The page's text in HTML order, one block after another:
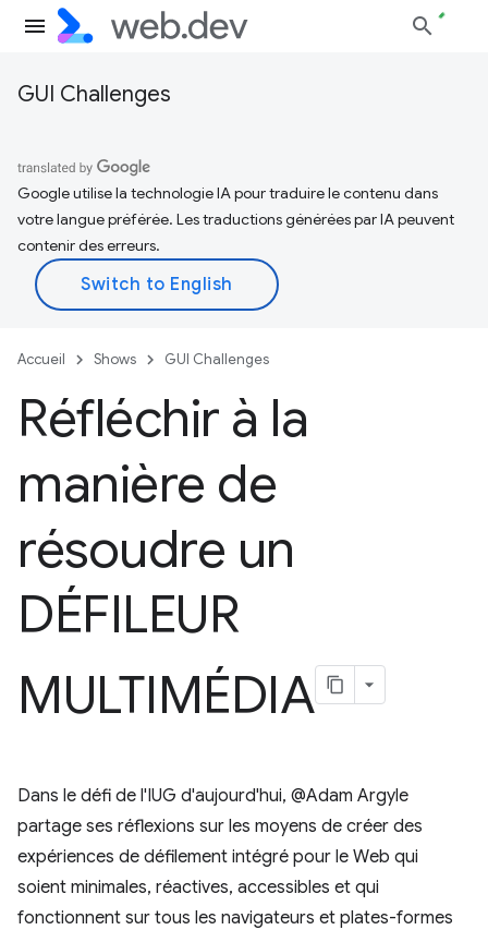
GUI Challenges
Google utilise la technologie IA pour traduire le contenu dans
votre langue préférée. Les traductions générées par IA peuvent
contenir des erreurs.
Accueil Shows GUI Challenges
Réfléchir à la
manière de
résoudre un
DÉFILEUR
MULTIMÉDIA
Dans le défi de l'IUG d'aujourd'hui, @Adam Argyle
partage ses réflexions sur les moyens de créer des
expériences de défilement intégré pour le Web qui
soient minimales, réactives, accessibles et qui
fonctionnent sur tous les navigateurs et plates-formes